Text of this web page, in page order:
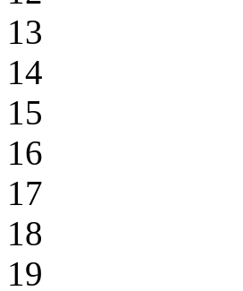
13
14
15
16
17
18
19